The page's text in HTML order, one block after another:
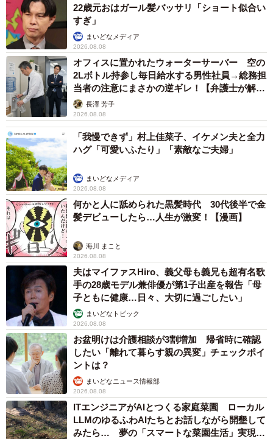
22歳元おはガール髪バッサリ「ショート似合い
すぎ」
まいどなメディア
2026.08.08
オフィスに置かれたウォーターサーバー 空の
2Lボトル持参し毎日給水する男性社員→総務担
当者の注意にまさかの逆ギレ！【弁護士が解
説】長澤 芳子
2026.08.08
「我慢できず」村上佳菜子、イケメン夫と全力
ハグ「可愛いふたり」「素敵なご夫婦」
まいどなメディア
2026.08.08
何かと人に舐められた黒髪時代 30代後半で金
髪デビューしたら…人生が激変！【漫画】
海川 まこと
2026.08.08
夫はマイファスHiro、義父母も義兄も超有名歌
手の28歳モデル兼俳優が第1子出産を報告「母
子ともに健康…日々、大切に過ごしたい」
まいどなトピック
2026.08.08
お盆明けは介護相談が3割増加 帰省時に確認
したい「離れて暮らす親の異変」チェックポイ
ントは？
まいどなニュース情報部
2026.08.08
ITエンジニアがAIとつくる家庭菜園 ローカル
LLMのゆるふわAIたちとお話しながら開墾して
みたら… 夢の「スマートな菜園生活」実現な